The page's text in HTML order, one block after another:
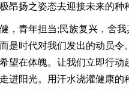
昂扬之姿态去迎接未来的种
青年担当;民族复兴，舍我
是时代对我们发出的动员令
望在体魄。让我们立即行动
进阳光。用汗水浇灌健康的